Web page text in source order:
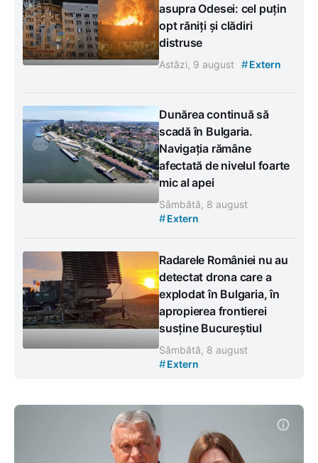
asupra Odesei: cel puțin
opt răniți și clădiri
distruse
Astăzi, 9 august #Extern
Dunărea continuă să
scadă în Bulgaria.
Navigația rămâne
afectată de nivelul foarte
mic al apei
Sâmbătă, 8 august
#Extern
Radarele României nu au
detectat drona care a
explodat în Bulgaria, în
apropierea frontierei
susține Bucureștiul
Sâmbătă, 8 august
#Extern